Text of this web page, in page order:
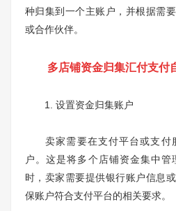
种归集到一个主账户，并根据需
或合作伙伴。
多店铺资金归集汇付支付
1. 设置资金归集账户
卖家需要在支付平台或支付
户。这是将多个店铺资金集中
时，卖家需要提供银行账户信息
保账户符合支付平台的相关要求。